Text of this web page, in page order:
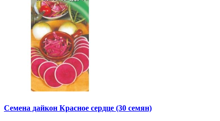
Семена дайкон Красное сердце (30 семян)